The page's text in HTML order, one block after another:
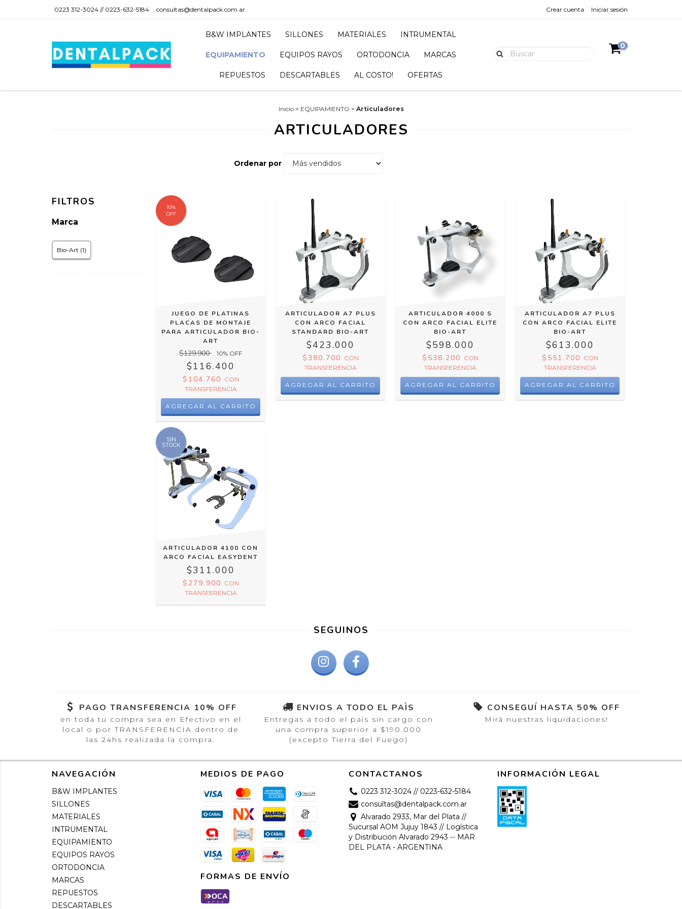
0223 312-3024 // 0223-632-5184 consultas@dentalpack.com.ar Crear cuenta Iniciar sesión
B&W IMPLANTES SILLONES MATERIALES INTRUMENTAL
EQUIPAMIENTO EQUIPOS RAYOS ORTODONCIA MARCAS
REPUESTOS DESCARTABLES AL COSTO! OFERTAS
0
Inicio > EQUIPAMIENTO > Articuladores
ARTICULADORES
Ordenar por
FILTROS
Marca
Bio-Art (1)
10%
OFF
JUEGO DE PLATINAS
PLACAS DE MONTAJE
PARA ARTICULADOR BIO-
ART
$129.900 10% OFF
$116.400
$104.760 CON
TRANSFERENCIA
ARTICULADOR A7 PLUS
CON ARCO FACIAL
STANDARD BIO-ART
$423.000
$380.700 CON
TRANSFERENCIA
ARTICULADOR 4000 S
CON ARCO FACIAL ELITE
BIO-ART
$598.000
$538.200 CON
TRANSFERENCIA
ARTICULADOR A7 PLUS
CON ARCO FACIAL ELITE
BIO-ART
$613.000
$551.700 CON
TRANSFERENCIA
SIN
STOCK
ARTICULADOR 4100 CON
ARCO FACIAL EASYDENT
$311.000
$279.900 CON
TRANSFERENCIA
SEGUINOS
PAGO TRANSFERENCIA 10% OFF
en toda tu compra sea en Efectivo en el
local o por TRANSFERENCIA dentro de
las 24hs realizada la compra.
ENVIOS A TODO EL PAÌS
Entregas a todo el país sin cargo con
una compra superior a $190.000
(excepto Tierra del Fuego)
CONSEGUÍ HASTA 50% OFF
Mirá nuestras liquidaciones!
NAVEGACIÓN
B&W IMPLANTES
SILLONES
MATERIALES
INTRUMENTAL
EQUIPAMIENTO
EQUIPOS RAYOS
ORTODONCIA
MARCAS
REPUESTOS
DESCARTABLES
MEDIOS DE PAGO
FORMAS DE ENVÍO
CONTACTANOS
0223 312-3024 // 0223-632-5184
consultas@dentalpack.com.ar
Alvarado 2933, Mar del Plata //
Sucursal AOM Jujuy 1843 // Logística
y Distribución Alvarado 2943 -- MAR
DEL PLATA - ARGENTINA
INFORMACIÓN LEGAL